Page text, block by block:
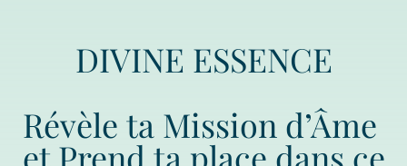
DIVINE ESSENCE
Révèle ta Mission d’Âme
et Prend ta place dans ce